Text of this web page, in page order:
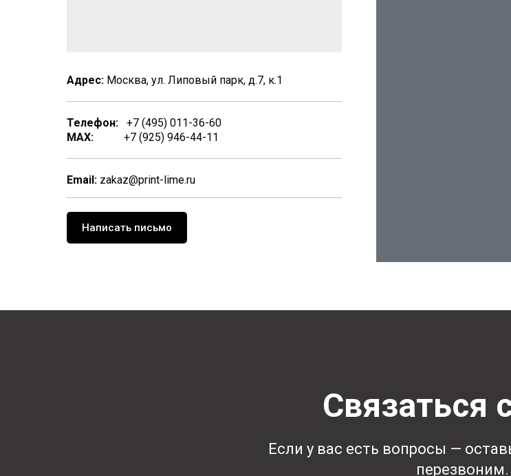
Адрес: Москва, ул. Липовый парк, д.7, к.1
Телефон: +7 (495) 011-36-60
MAX: +7 (925) 946-44-11
Email: zakaz@print-lime.ru
Написать письмо
Связаться
Если у вас есть вопросы —
перезвоним.